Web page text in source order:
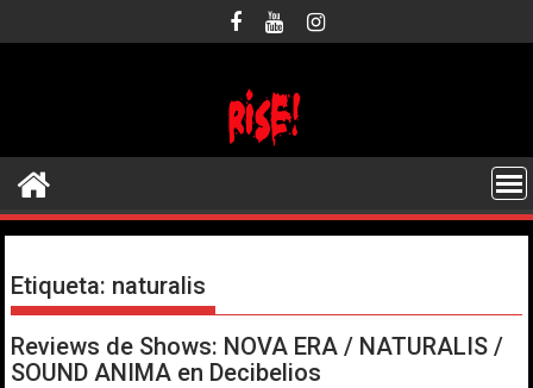
al
Etiqueta: naturalis
Reviews de Shows: NOVA ERA / NATURALIS /
SOUND ANIMA en Decibelios